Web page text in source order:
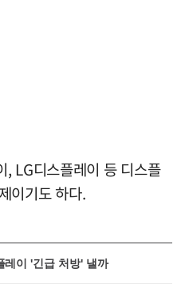
, LG디스플레이 등 디스플
이기도 하다.
이 '긴급 처방' 낼까